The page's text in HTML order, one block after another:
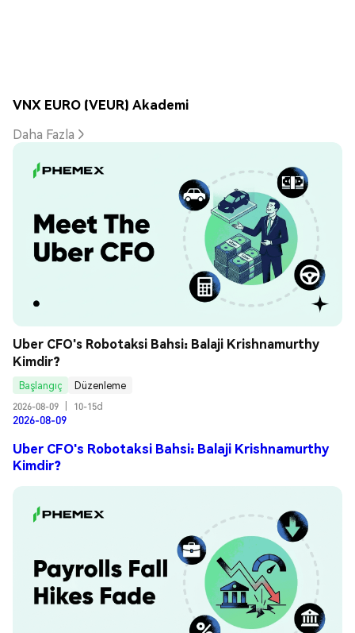
VNX EURO (VEUR) Akademi
Daha Fazla
Uber CFO's Robotaksi Bahsi: Balaji Krishnamurthy
Kimdir?
Başlangıç
Düzenleme
2026-08-09
10-15d
2026-08-09
Uber CFO's Robotaksi Bahsi: Balaji Krishnamurthy
Kimdir?